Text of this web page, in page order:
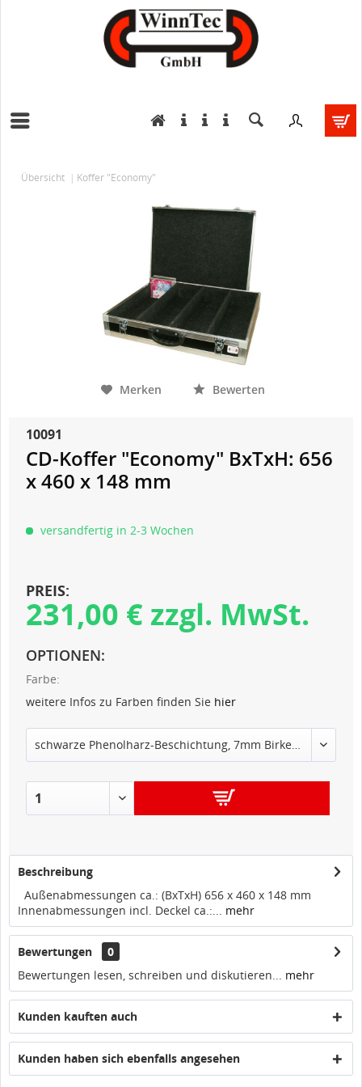
Übersicht Koffer "Economy"
Merken Bewerten
10091
CD-Koffer "Economy" BxTxH: 656
x 460 x 148 mm
versandfertig in 2-3 Wochen
PREIS:
231,00 € zzgl. MwSt.
OPTIONEN:
Farbe:
weitere Infos zu Farben finden Sie hier
WARENKORB
Beschreibung
Außenabmessungen ca.: (BxTxH) 656 x 460 x 148 mm
Innenabmessungen incl. Deckel ca.:... mehr
Bewertungen
0
Bewertungen lesen, schreiben und diskutieren... mehr
Kunden kauften auch
Kunden haben sich ebenfalls angesehen